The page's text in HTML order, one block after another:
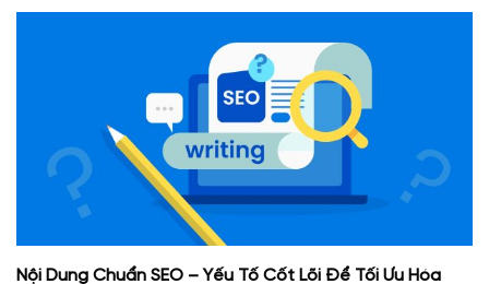
Nội Dung Chuẩn SEO – Yếu Tố Cốt Lõi Để Tối Ưu Hóa